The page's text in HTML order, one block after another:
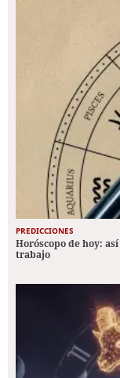
PREDICCIONES
Horóscopo de hoy:
trabajo